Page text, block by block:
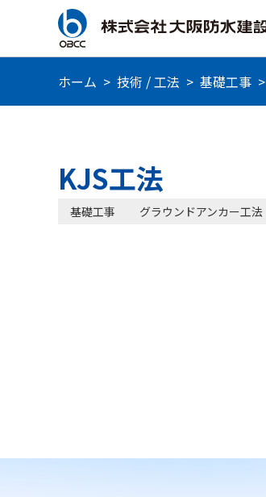
ホーム > 技術 / 工法 > 基礎工事 >
KJS工法
基礎工事 グラウンドアンカー工法